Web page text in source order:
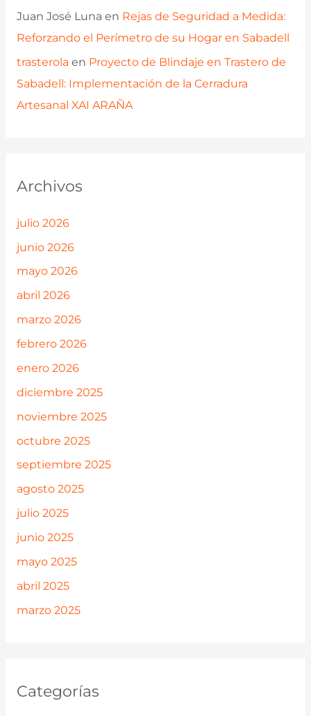
Juan José Luna en Rejas de Seguridad a Medida:
Reforzando el Perímetro de su Hogar en Sabadell
trasterola en Proyecto de Blindaje en Trastero de
Sabadell: Implementación de la Cerradura
Artesanal XAI ARAÑA
Archivos
julio 2026
junio 2026
mayo 2026
abril 2026
marzo 2026
febrero 2026
enero 2026
diciembre 2025
noviembre 2025
octubre 2025
septiembre 2025
agosto 2025
julio 2025
junio 2025
mayo 2025
abril 2025
marzo 2025
Categorías